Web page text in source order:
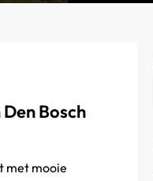
Bosch
met mooie